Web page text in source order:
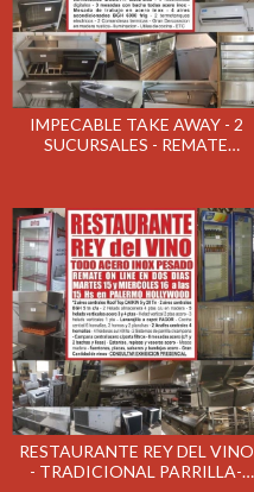
IMPECABLE TAKE AWAY - 2
SUCURSALES - REMATE
RESTAURANTE REY DEL VINO
- TRADICIONAL PARRILLA-